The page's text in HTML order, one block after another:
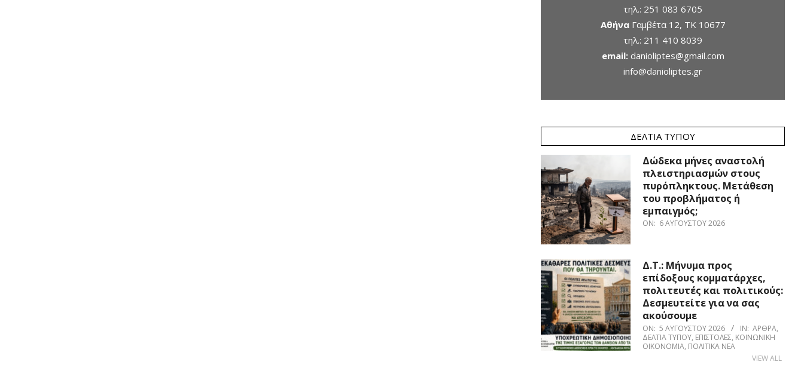
τηλ.: 251 083 6705
ΑθήναΓαμβέτα 12, ΤΚ 10677
τηλ.: 211 410 8039
email: danioliptes@gmail.com
info@danioliptes.gr
ΔΕΛΤΊΑ ΤΎΠΟΥ
Δώδεκα μήνες αναστολή
πλειστηριασμών στους
πυρόπληκτους. Μετάθεση
του προβλήματος ή
εμπαιγμός;
ON: 6 ΑΥΓΟΎΣΤΟΥ 2026
Δ.Τ.: Μήνυμα προς
επίδοξους κομματάρχες,
πολιτευτές και πολιτικούς:
Δεσμευτείτε για να σας
ακούσουμε
ON: 5 ΑΥΓΟΎΣΤΟΥ 2026 IN: ΆΡΘΡΑ,
ΔΕΛΤΊΑ ΤΎΠΟΥ, ΕΠΙΣΤΟΛΈΣ, ΚΟΙΝΩΝΙΚΉ
ΟΙΚΟΝΟΜΊΑ, ΠΟΛΙΤΙΚΆ ΝΈΑ
VIEW ALL